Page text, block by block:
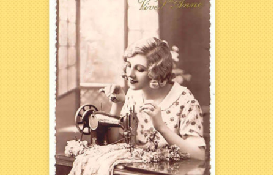
Stages ponctuels
STAGESDE COUTURE
À THÈME, COURTS
OU INTENSIFS